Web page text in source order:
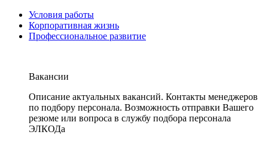
Условия работы
Корпоративная жизнь
Профессиональное развитие
Вакансии
Описание актуальных вакансий. Контакты менеджеров
по подбору персонала. Возможность отправки Вашего
резюме или вопроса в службу подбора персонала
ЭЛКОДа